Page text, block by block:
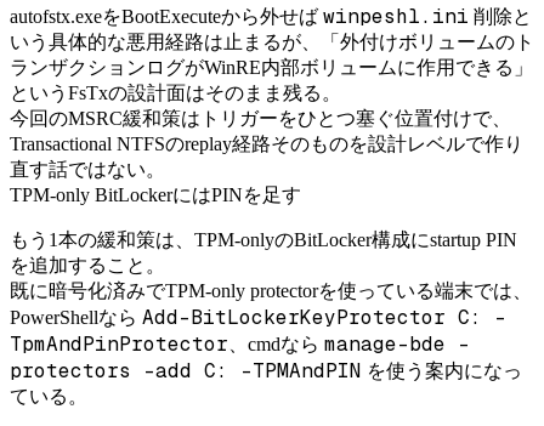
autofstx.exeをBootExecuteから外せば winpeshl.ini 削除と
いう具体的な悪用経路は止まるが、「外付けボリュームのト
ランザクションログがWinRE内部ボリュームに作用できる」
というFsTxの設計面はそのまま残る。
今回のMSRC緩和策はトリガーをひとつ塞ぐ位置付けで、
Transactional NTFSのreplay経路そのものを設計レベルで作り
直す話ではない。
TPM-only BitLockerにはPINを足す
もう1本の緩和策は、TPM-onlyのBitLocker構成にstartup PIN
を追加すること。
既に暗号化済みでTPM-only protectorを使っている端末では、
PowerShellなら Add-BitLockerKeyProtector C: -
TpmAndPinProtector 、cmdなら manage-bde -
protectors -add C: -TPMAndPIN を使う案内になっ
ている。